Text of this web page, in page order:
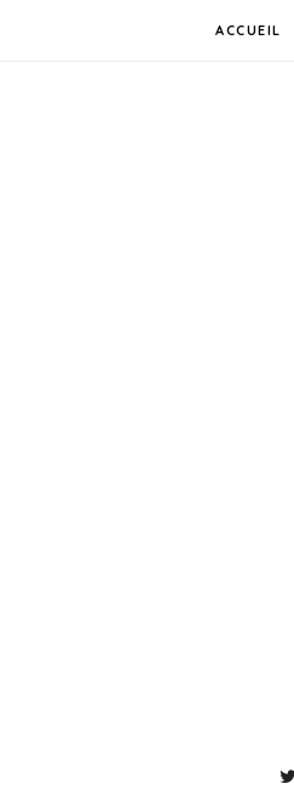
ACCUEIL